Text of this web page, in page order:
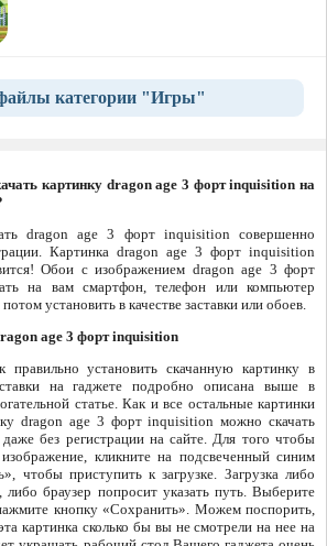
категории "Игры"
картинку dragon age 3 форт inquisition на
dragon age 3 форт inquisition совершенно
Картинка dragon age 3 форт inquisition
Обои с изображением dragon age 3 форт
на вам смартфон, телефон или компьютер
установить в качестве заставки или обоев.
age 3 форт inquisition
установить скачанную картинку в
на гаджете подробно описана выше в
статье. Как и все остальные картинки
dragon age 3 форт inquisition можно скачать
без регистрации на сайте. Для того чтобы
кликните на подсвеченный синим
чтобы приступить к загрузке. Загрузка либо
либо браузер попросит указать путь. Выберите
кнопку «Сохранить». Можем поспорить,
картинка сколько бы вы не смотрели на нее на